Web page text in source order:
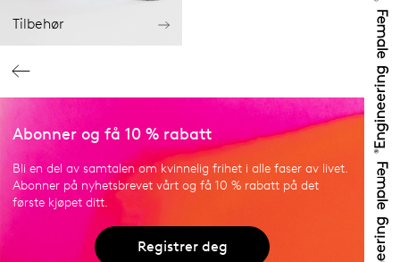
Tilbehør
Abonner og få 10 % rabatt
Bli en del av samtalen om kvinnelig frihet i alle faser av livet.
Abonner på nyhetsbrevet vårt og få 10 % rabatt på det
første kjøpet ditt.
Registrer deg